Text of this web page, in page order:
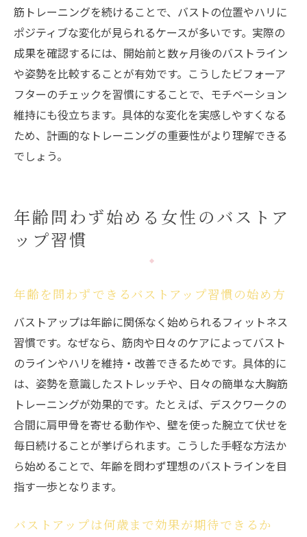
筋トレーニングを続けることで、バストの位置やハリに
ポジティブな変化が見られるケースが多いです。実際の
成果を確認するには、開始前と数ヶ月後のバストライン
や姿勢を比較することが有効です。こうしたビフォーア
フターのチェックを習慣にすることで、モチベーション
維持にも役立ちます。具体的な変化を実感しやすくなる
ため、計画的なトレーニングの重要性がより理解できる
でしょう。
年齢問わず始める女性のバストア
ップ習慣
年齢を問わずできるバストアップ習慣の始め方
バストアップは年齢に関係なく始められるフィットネス
習慣です。なぜなら、筋肉や日々のケアによってバスト
のラインやハリを維持・改善できるためです。具体的に
は、姿勢を意識したストレッチや、日々の簡単な大胸筋
トレーニングが効果的です。たとえば、デスクワークの
合間に肩甲骨を寄せる動作や、壁を使った腕立て伏せを
毎日続けることが挙げられます。こうした手軽な方法か
ら始めることで、年齢を問わず理想のバストラインを目
指す一歩となります。
バストアップは何歳まで効果が期待できるか